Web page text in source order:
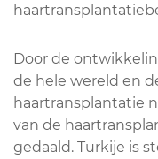
Door de
de hele wereld en
haartransplantatie
van de
gedaald. Turkije is